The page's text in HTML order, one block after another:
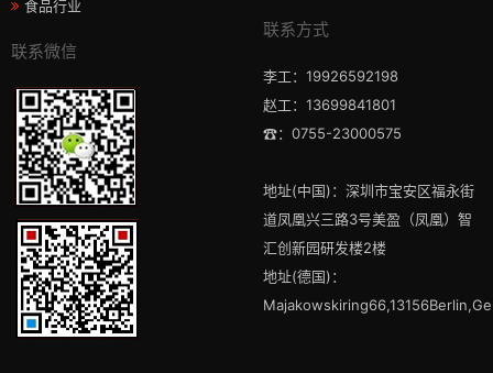
食品行业
联系微信
联系方式
李工：19926592198
赵工：13699841801
☎：0755-23000575
地址(中国)：深圳市宝安区福永街
道凤凰兴三路3号美盈（凤凰）智
汇创新园研发楼2楼
地址(德国)：